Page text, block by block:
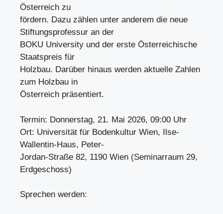
Österreich zu
fördern. Dazu zählen unter anderem die neue
Stiftungsprofessur an der
BOKU University und der erste Österreichische
Staatspreis für
Holzbau. Darüber hinaus werden aktuelle Zahlen
zum Holzbau in
Österreich präsentiert.
Termin: Donnerstag, 21. Mai 2026, 09:00 Uhr
Ort: Universität für Bodenkultur Wien, Ilse-
Wallentin-Haus, Peter-
Jordan-Straße 82, 1190 Wien (Seminarraum 29,
Erdgeschoss)
Sprechen werden: